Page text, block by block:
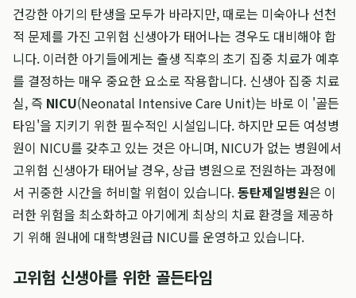
건강한 아기의 탄생을 모두가 바라지만, 때로는 미숙아나 선천
적 문제를 가진 고위험 신생아가 태어나는 경우도 대비해야 합
니다. 이러한 아기들에게는 출생 직후의 초기 집중 치료가 예후
를 결정하는 매우 중요한 요소로 작용합니다. 신생아 집중 치료
실, 즉 NICU(Neonatal Intensive Care Unit)는 바로 이 '골든
타임'을 지키기 위한 필수적인 시설입니다. 하지만 모든 여성병
원이 NICU를 갖추고 있는 것은 아니며, NICU가 없는 병원에서
고위험 신생아가 태어날 경우, 상급 병원으로 전원하는 과정에
서 귀중한 시간을 허비할 위험이 있습니다.동탄제일병원은 이
러한 위험을 최소화하고 아기에게 최상의 치료 환경을 제공하
기 위해 원내에 대학병원급 NICU를 운영하고 있습니다.
고위험 신생아를 위한 골든타임